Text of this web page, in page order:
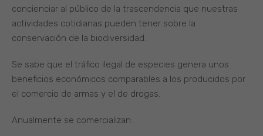
concienciar al público de la trascendencia que nuestras
actividades cotidianas pueden tener sobre la
conservación de la biodiversidad.
Se sabe que el tráfico ilegal de especies genera unos
beneficios económicos comparables a los producidos por
el comercio de armas y el de drogas.
Anualmente se comercializan: